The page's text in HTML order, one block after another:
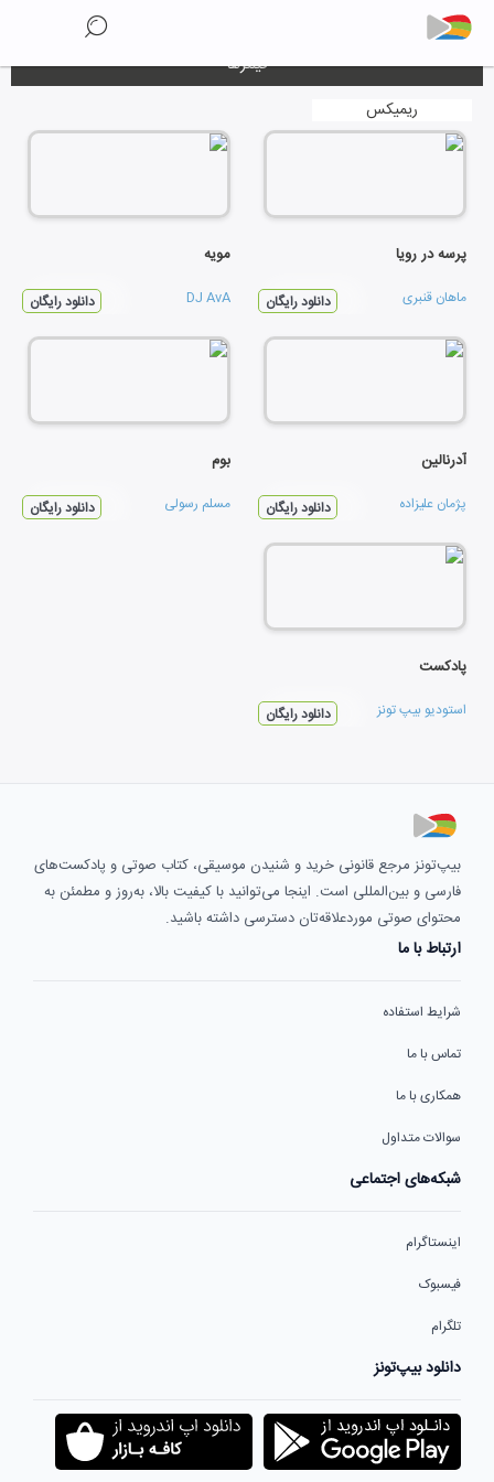
فیلترها
ریمیکس
پرسه در رویا
ماهان قنبری دانلود رایگان
مویه
DJ AvA دانلود رایگان
آدرنالین
پژمان علیزاده دانلود رایگان
بوم
مسلم رسولی دانلود رایگان
پادکست
استودیو بیپ تونز دانلود رایگان
بیپ‌تونز مرجع قانونی خرید و شنیدن موسیقی، کتاب صوتی و پادکست‌های
فارسی و بین‌المللی است. اینجا می‌توانید با کیفیت بالا، به‌روز و مطمئن به
محتوای صوتی موردعلاقه‌تان دسترسی داشته باشید.
ارتباط با ما
شرایط استفاده
تماس با ما
همکاری با ما
سوالات متداول
شبکه‌های اجتماعی
اینستاگرام
فیسبوک
تلگرام
دانلود بیپ‌تونز